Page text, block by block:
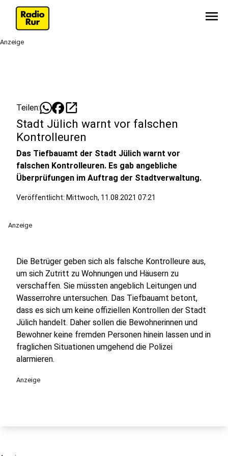
menu
Anzeige
Teilen: open_in_new
Stadt Jülich warnt vor falschen
Kontrolleuren
Das Tiefbauamt der Stadt Jülich warnt vor
falschen Kontrolleuren. Es gab angebliche
Überprüfungen im Auftrag der Stadtverwaltung.
Veröffentlicht: Mittwoch, 11.08.2021 07:21
Anzeige
Die Betrüger geben sich als falsche Kontrolleure aus,
um sich Zutritt zu Wohnungen und Häusern zu
verschaffen. Sie müssten angeblich Leitungen und
Wasserrohre untersuchen. Das Tiefbauamt betont,
dass es sich um keine offiziellen Kontrollen der Stadt
Jülich handelt. Daher sollen die Bewohnerinnen und
Bewohner keine fremden Personen hinein lassen und in
fraglichen Situationen umgehend die Polizei
alarmieren.
Anzeige